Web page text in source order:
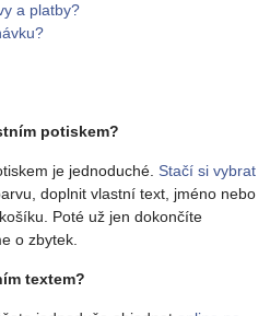
a platby?
potiskem?
je jednoduché. Stačí si vybrat
doplnit vlastní text, jméno nebo
Poté už jen dokončíte
o zbytek.
textem?